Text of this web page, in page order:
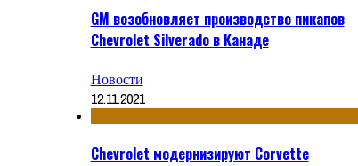
GM возобновляет производство пикапов
Chevrolet Silverado в Канаде
Новости
12.11.2021
Chevrolet модернизируют Corvette